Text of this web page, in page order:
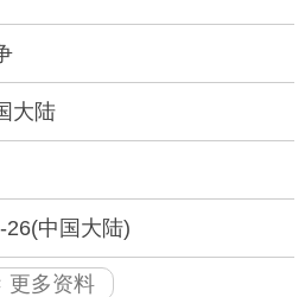
大陆
26(中国大陆)
更多资料